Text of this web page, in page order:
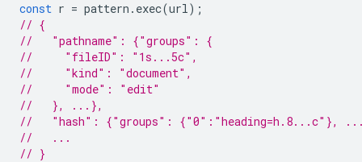
const r = pattern . exec(url);
// {
//   "pathname": {"groups": {
//     "fileID": "1s...5c",
//     "kind": "document",
//     "mode": "edit"
//   }, ...},
//   "hash": {"groups": {"0":"heading=h.8...c"},
//   ...
// }